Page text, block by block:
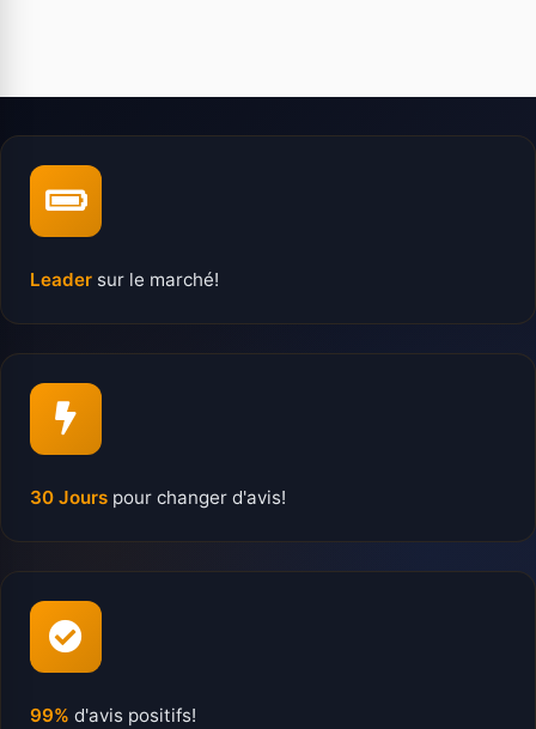
Leader sur le marché!
30 Jours pour changer d'avis!
99% d'avis positifs!